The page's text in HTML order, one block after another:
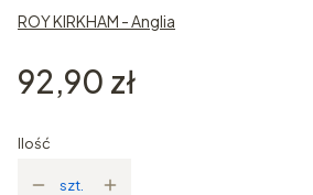
ROY KIRKHAM - Anglia
Cena
92,90 zł
Ilość
szt.